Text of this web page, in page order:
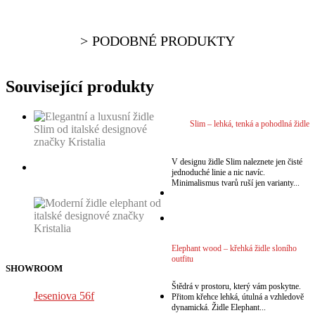
PODOBNÉ PRODUKTY
Související produkty
Slim – lehká, tenká a pohodlná židle
V designu židle Slim naleznete jen čisté
jednoduché linie a nic navíc.
Minimalismus tvarů ruší jen varianty...
Elephant wood – křehká židle sloního
outfitu
Štědrá v prostoru, který vám poskytne.
Přitom křehce lehká, útulná a vzhledově
dynamická. Židle Elephant...
SHOWROOM
Jeseniova 56f